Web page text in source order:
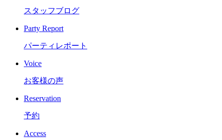
スタッフブログ
Party Report
パーティレポート
Voice
お客様の声
Reservation
予約
Access